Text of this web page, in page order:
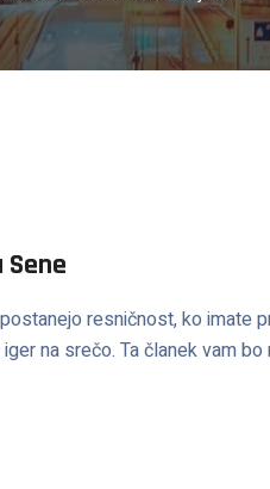
resničnost, ko imate
na srečo. Ta članek vam